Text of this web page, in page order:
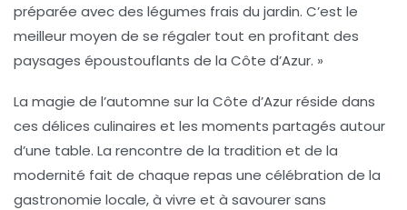
préparée avec des légumes frais du jardin. C’est le
meilleur moyen de se régaler tout en profitant des
paysages époustouflants de la Côte d’Azur. »
La magie de l’automne sur la Côte d’Azur réside dans
ces délices culinaires et les moments partagés autour
d’une table. La rencontre de la tradition et de la
modernité fait de chaque repas une célébration de la
gastronomie locale, à vivre et à savourer sans